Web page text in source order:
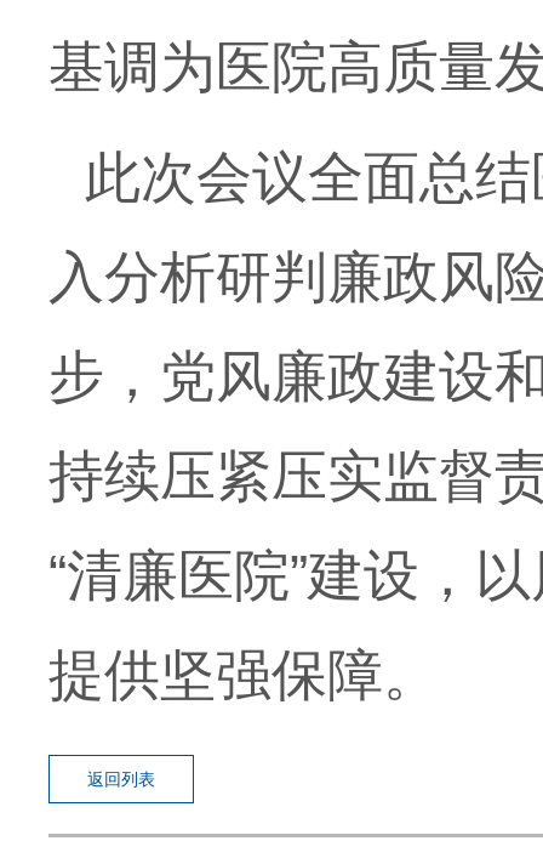
基调为医院高质量
此次会议全面总
入分析研判廉政风
步，党风廉政建设
持续压紧压实监督
“清廉医院”建设，
提供坚强保障。
返回列表